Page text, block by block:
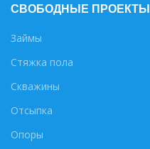
СВОБОДНЫЕ ПРОЕКТЫ
Займы
Стяжка пола
Скважины
Отсыпка
Опоры